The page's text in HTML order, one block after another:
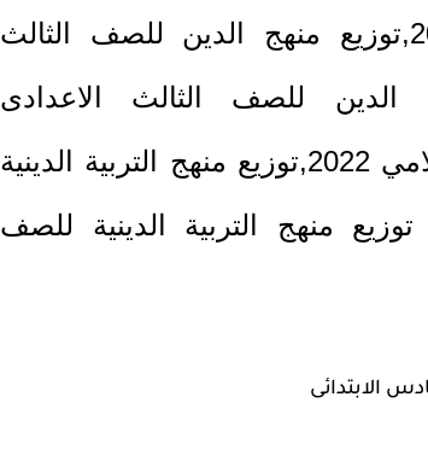
للصف الثالث الابتدائي 2021,توزيع منهج الدين للصف الثالث
منهج الدين للصف الثالث الاعدادى
2022,توزيع منهج الدين الاسلامي 2022,توزيع منهج التربية الدينية
توزيع منهج التربية الدينية للصف
الابتدائى